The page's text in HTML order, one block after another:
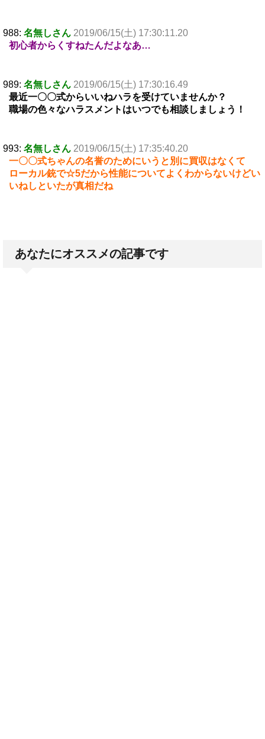
988: 名無しさん 2019/06/15(土) 17:30:11.20
初心者からくすねたんだよなあ…
989: 名無しさん 2019/06/15(土) 17:30:16.49
最近一〇〇式からいいねハラを受けていませんか？
職場の色々なハラスメントはいつでも相談しましょう！
993: 名無しさん 2019/06/15(土) 17:35:40.20
一〇〇式ちゃんの名誉のためにいうと別に買収はなくて
ローカル銃で☆5だから性能についてよくわからないけどい
いねしといたが真相だね
あなたにオススメの記事です